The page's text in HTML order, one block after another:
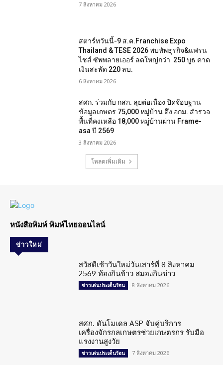
7 สิงหาคม 2026
สตาร์ทวันนี้-9 ส.ค.Franchise Expo
Thailand & TESE 2026 พบทัพธุรกิจ&แฟรน
ไชส์ ซัพพลายเออร์ ลดใหญ่กว่า 250 บูธ คาด
เงินสะพัด 220 ลบ.
6 สิงหาคม 2026
สศก. ร่วมกับ กสก. ลุยต่อเนื่อง ปิดจ๊อบฐาน
ข้อมูลเกษตร 75,000 หมู่บ้าน ดึง อกม. สำรวจ
พื้นที่คงเหลือ 18,000 หมู่บ้านผ่าน Frame-
asa ปี 2569
3 สิงหาคม 2026
โหลดเพิ่มเติม
หนังสือพิมพ์ พิมพ์ไทยออนไลน์
ข่าวใหม่
สวัสดีเช้าวันใหม่วันเสาร์ที่ 8 สิงหาคม
2569 ท้องกินข้าว สมองกินข่าว
ข่าวเด่นประเด็นร้อน 8 สิงหาคม 2026
สศก. ดันโมเดล ASP จับคู่บริการ
เครื่องจักรกลเกษตรช่วยเกษตรกร รับมือ
แรงงานสูงวัย
ข่าวเด่นประเด็นร้อน 7 สิงหาคม 2026